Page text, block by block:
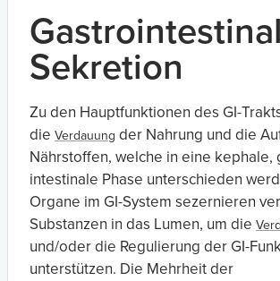
Sekretion
Zu den Hauptfunktionen des GI-
die Verdauung der Nahrung und die
Nährstoffen, welche in eine kephale,
intestinale Phase unterschieden
Organe im GI-System sezernieren
Substanzen in das Lumen, um die
und/oder die Regulierung der GI-
unterstützen. Die Mehrheit der